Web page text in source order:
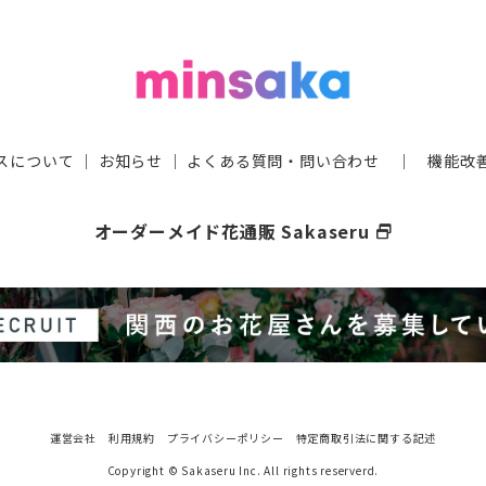
について ｜ お知らせ ｜ よくある質問・問い合わせ ｜機能改
オーダーメイド花通販 Sakaseru select_window
運営会社 利用規約 プライバシーポリシー
特定商取引法に関する記述
Copyright © Sakaseru Inc. All rights reserverd.